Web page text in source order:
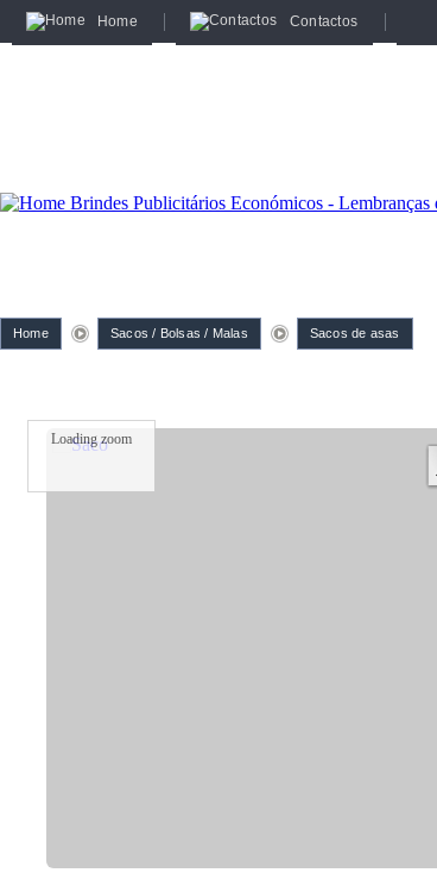
Home Contactos
Home Sacos / Bolsas / Malas Sacos de asas
Loading zoom